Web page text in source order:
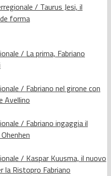
/ Taurus Jesi, il
forma
/ La prima, Fabriano
/ Fabriano nel girone con
Avellino
/ Fabriano ingaggia il
/ Kaspar Kuusma, il nuovo
la Ristopro Fabriano